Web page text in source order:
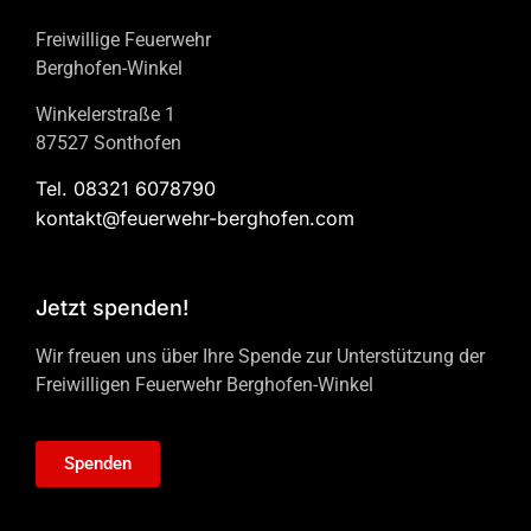
Freiwillige Feuerwehr
Berghofen-Winkel
Winkelerstraße 1
87527 Sonthofen
Tel. 08321 6078790
kontakt@feuerwehr-berghofen.com
Jetzt spenden!
Wir freuen uns über Ihre Spende zur Unterstützung der
Freiwilligen Feuerwehr Berghofen-Winkel
Spenden